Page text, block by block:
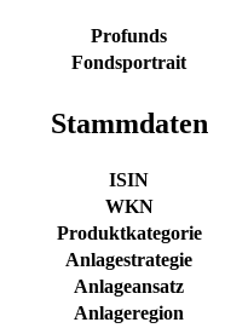
Profunds
Fondsportrait
Stammdaten
ISIN
WKN
Produktkategorie
Anlagestrategie
Anlageansatz
Anlageregion